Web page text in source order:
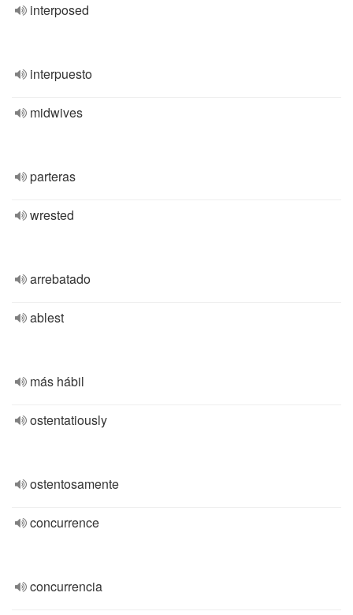
interposed
interpuesto
midwives
parteras
wrested
arrebatado
ablest
más hábil
ostentatiously
ostentosamente
concurrence
concurrencia